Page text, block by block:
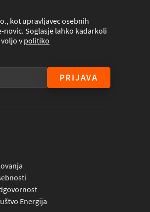
kot upravljavec osebnih
Soglasje lahko kadarkoli
vpolitiko
PRIJAVA
Energija